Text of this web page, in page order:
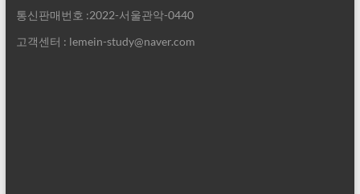
통신판매번호 :2022-서울관악-0440
고객센터 : lemein-study@naver.com